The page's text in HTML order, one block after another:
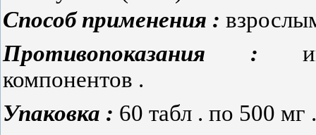
Способ применения :
Противопоказания :
компонентов .
Упаковка : 60 табл . по 500 мг .